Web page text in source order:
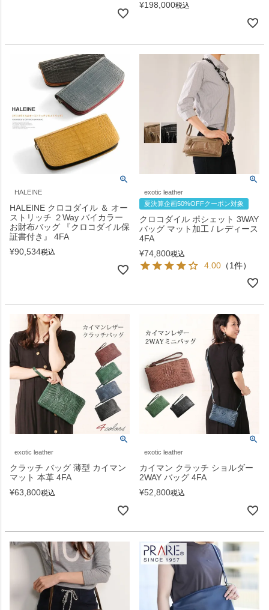
¥198,000税込
HALEINE
HALEINE クロコダイル ＆ オー
ストリッチ ２Way バイカラー
お財布バッグ 『クロコダイル保
証書付き』 4FA
¥90,534税込
exotic leather
夏決算企画50%OFFクーポン対象
クロコダイル ポシェット 3WAY
バッグ マット加工 / レディース
4FA
¥74,800税込
4.00 （1件）
exotic leather
クラッチ バッグ 薄型 カイマン
マット 本革 4FA
¥63,800税込
exotic leather
カイマン クラッチ ショルダー
2WAY バッグ 4FA
¥52,800税込